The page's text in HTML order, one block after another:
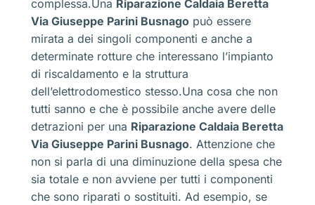
complessa.Una Riparazione Caldaia Beretta
Via Giuseppe Parini Busnago può essere
mirata a dei singoli componenti e anche a
determinate rotture che interessano l’impianto
di riscaldamento e la struttura
dell’elettrodomestico stesso.Una cosa che non
tutti sanno e che è possibile anche avere delle
detrazioni per una Riparazione Caldaia Beretta
Via Giuseppe Parini Busnago. Attenzione che
non si parla di una diminuzione della spesa che
sia totale e non avviene per tutti i componenti
che sono riparati o sostituiti. Ad esempio, se